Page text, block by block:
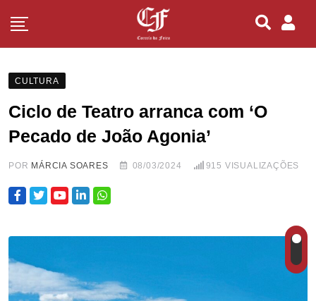
CULTURA
Ciclo de Teatro arranca com ‘O
Pecado de João Agonia’
POR MÁRCIA SOARES 08/03/2024 915 VISUALIZAÇÕES